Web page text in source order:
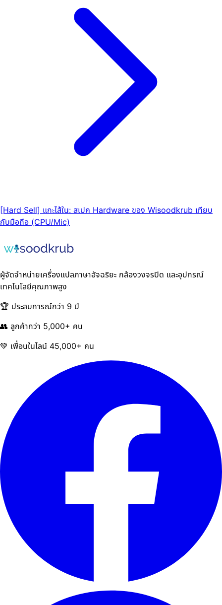
[Hard Sell] แกะไส้ใน: สเปค Hardware ของ Wisoodkrub เทียบ
กับมือถือ (CPU/Mic)
ผู้จัดจำหน่ายเครื่องแปลภาษาอัจฉริยะ กล้องวงจรปิด และอุปกรณ์
เทคโนโลยีคุณภาพสูง
🏆 ประสบการณ์กว่า 9 ปี
👥 ลูกค้ากว่า 5,000+ คน
💚 เพื่อนในไลน์ 45,000+ คน